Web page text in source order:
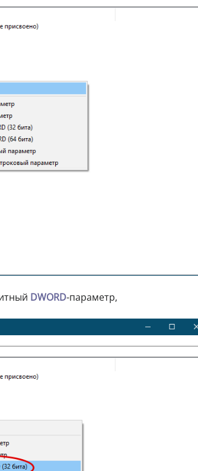
DWORD-параметр,